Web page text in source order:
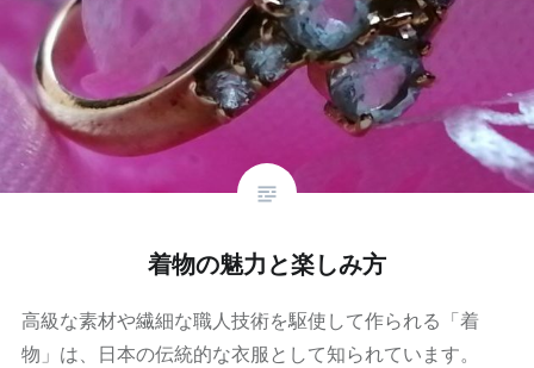
着物の魅力と楽しみ方
高級な素材や繊細な職人技術を駆使して作られる「着
物」は、日本の伝統的な衣服として知られています。